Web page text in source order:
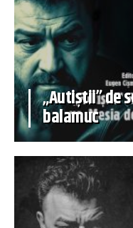
„Autiștii” de
balamuc